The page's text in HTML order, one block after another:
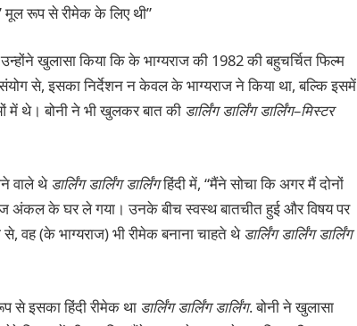
मूल रूप से रीमेक के लिए थी”
खुलासा किया कि के भाग्यराज की 1982 की बहुचर्चित फिल्म
से, इसका निर्देशन न केवल के भाग्यराज ने किया था, बल्कि इसमें
में थे। बोनी ने भी खुलकर बात की डार्लिंग डार्लिंग डार्लिंग–मिस्टर
वाले थे डार्लिंग डार्लिंग डार्लिंगहिंदी में, “मैंने सोचा कि अगर मैं दोनों
अंकल के घर ले गया। उनके बीच स्वस्थ बातचीत हुई और विषय पर
वह (के भाग्यराज) भी रीमेक बनाना चाहते थे डार्लिंग डार्लिंग डार्लिंग
से इसका हिंदी रीमेक था डार्लिंग डार्लिंग डार्लिंग. बोनी ने खुलासा